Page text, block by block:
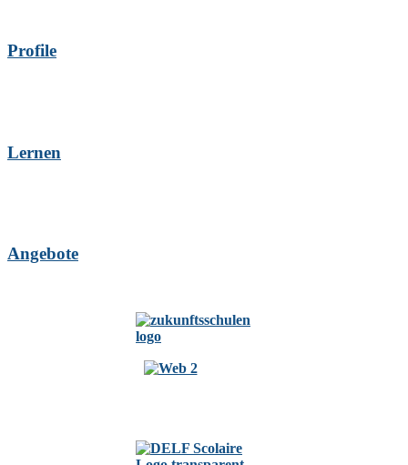
Profile
Lernen
Angebote